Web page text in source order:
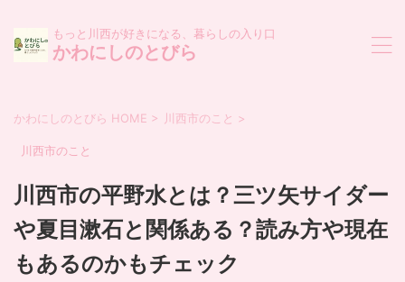
もっと川西が好きになる、暮らしの入り口
かわにしのとびら
かわにしのとびら HOME > 川西市のこと >
川西市のこと
川西市の平野水とは？三ツ矢サイダー
や夏目漱石と関係ある？読み方や現在
もあるのかもチェック